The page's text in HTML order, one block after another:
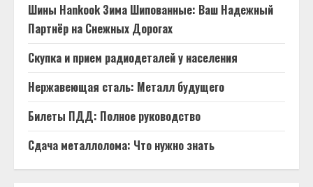
Шины Hankook Зима Шипованные: Ваш Надежный
Партнёр на Снежных Дорогах
Скупка и прием радиодеталей у населения
Нержавеющая сталь: Металл будущего
Билеты ПДД: Полное руководство
Сдача металлолома: Что нужно знать